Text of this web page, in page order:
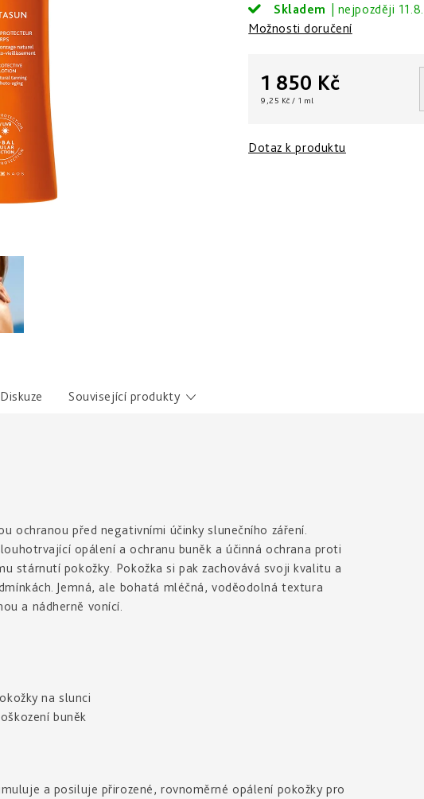
Skladem
Možnosti doručení
1 850 Kč
Měrná
9,25 Kč / 1 ml
Dotaz k produktu
Diskuze Související produkty
ochranou před negativními účinky slunečního záření.
opálení a ochranu buněk a účinná ochrana proti
stárnutí pokožky. Pokožka si pak zachovává svoji kvalitu a
Jemná, ale bohatá mléčná, voděodolná textura
a nádherně vonící.
na slunci
buněk
a posiluje přirozené, rovnoměrné opálení pokožky pro